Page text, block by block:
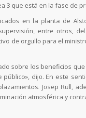
3 que está en la fase de
en la planta de
entre otros,
de orgullo para el
sobre los beneficios
dijo. En este
Josep Rull,
atmosférica y